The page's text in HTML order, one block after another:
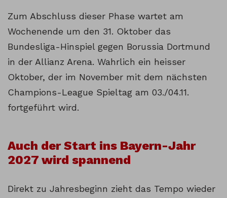
Zum Abschluss dieser Phase wartet am
Wochenende um den 31. Oktober das
Bundesliga-Hinspiel gegen Borussia Dortmund
in der Allianz Arena. Wahrlich ein heisser
Oktober, der im November mit dem nächsten
Champions-League Spieltag am 03./04.11.
fortgeführt wird.
Auch der Start ins Bayern-Jahr
2027 wird spannend
Direkt zu Jahresbeginn zieht das Tempo wieder